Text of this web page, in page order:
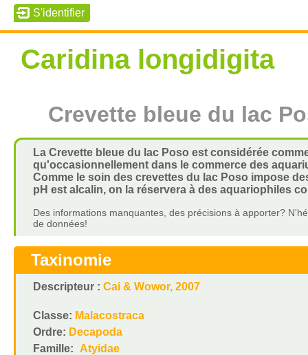
Caridina longidigita
Crevette bleue du lac
La Crevette bleue du lac Poso est considérée
qu'occasionnellement dans le commerce des
Comme le soin des crevettes du lac Poso impose
pH est alcalin, on la réservera à des aquariophiles
Des informations manquantes, des précisions à apporter?
de données!
Taxinomie
Descripteur : Cai & Wowor, 2007
Classe: Malacostraca
Ordre: Decapoda
Famille: Atyidae